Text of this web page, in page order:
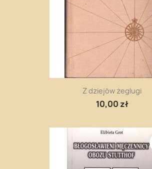
Z dziejów żeglugi
10,00 zł